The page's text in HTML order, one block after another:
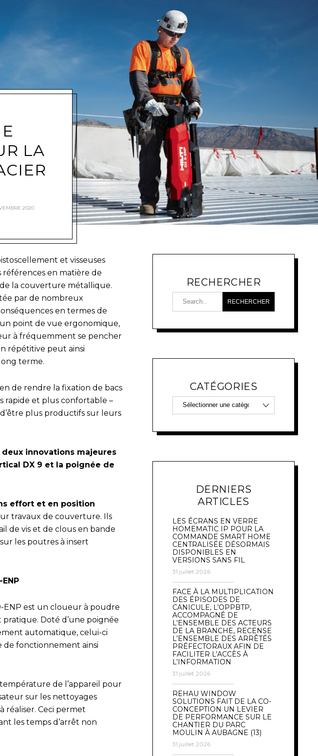
LA
2020
et visseuses
références en matière de
de la couverture métallique.
par de nombreux
en termes de
point de vue ergonomique,
à fréquemment se pencher
répétitive peut ainsi
terme.
de rendre la fixation de bacs
rapide et plus confortable –
plus productifs sur leurs
deux innovations majeures
DX 9 et la poignée de
effort et en position
travaux de couverture. Ils
de vis et de clous en bande
les poutres à insert
ENP est un cloueur à poudre
Doté d’une poignée
automatique, celui-ci
fonctionnement ainsi
de l’appareil pour
sur les nettoyages
réaliser. Ceci permet
les temps d’arrêt non
RECHERCHER
CATÉGORIES
DERNIERS
ARTICLES
LES ÉCRANS EN VERRE
HOMEMATIC IP POUR LA
COMMANDE SMART HOME
CENTRALISÉE DÉSORMAIS
DISPONIBLES EN
VERSIONS SANS FIL
31 juillet 2026
FACE À LA MULTIPLICATION
DES ÉPISODES DE
CANICULE, L’OPPBTP,
ACCOMPAGNÉ DE
L’ENSEMBLE DES ACTEURS
DE LA BRANCHE, RECENSE
L’ENSEMBLE DES ARRÊTÉS
PRÉFECTORAUX AFIN DE
FACILITER L’ACCÈS À
L’INFORMATION
31 juillet 2026
REHAU WINDOW
SOLUTIONS FAIT DE LA CO-
CONCEPTION UN LEVIER
DE PERFORMANCE SUR LE
CHANTIER DU PARC
MOULIN À AUBAGNE (13)
31 juillet 2026